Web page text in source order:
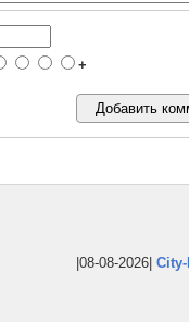
+
|08-08-2026|